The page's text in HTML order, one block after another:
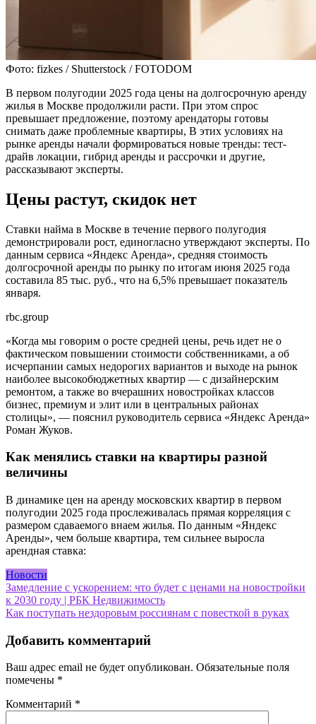
Фото: fizkes / Shutterstock / FOTODOM
В первом полугодии 2025 года цены на долгосрочную аренду
жилья в Москве продолжили расти. При этом спрос
превышает предложение, поэтому арендаторы готовы
снимать даже проблемные квартиры, В этих условиях на
рынке аренды начали формироваться новые тренды: тест-
драйв локации, гибрид аренды и рассрочки и другие,
рассказывают эксперты.
Цены растут, скидок нет
Ставки найма в Москве в течение первого полугодия
демонстрировали рост, единогласно утверждают эксперты. По
данным сервиса «Яндекс Аренда», средняя стоимость
долгосрочной аренды по рынку по итогам июня 2025 года
составила 85 тыс. руб., что на 6,5% превышает показатель
января.
rbc.group
«Когда мы говорим о росте средней цены, речь идет не о
фактическом повышении стоимости собственниками, а об
исчерпании самых недорогих вариантов и выходе на рынок
наиболее высокобюджетных квартир — с дизайнерским
ремонтом, а также во вчерашних новостройках классов
бизнес, премиум и элит или в центральных районах
столицы», — пояснил руководитель сервиса «Яндекс Аренда»
Роман Жуков.
Как менялись ставки на квартиры разной
величины
В динамике цен на аренду московских квартир в первом
полугодии 2025 года прослеживалась прямая корреляция с
размером сдаваемого внаем жилья. По данным «Яндекс
Аренды», чем больше квартира, тем сильнее выросла
арендная ставка:
Новости
Навигация
по
Замедление с ускорением: что будет с ценами на новостройки
к 2030 году | РБК Недвижимость
Как поступать нездоровым россиянам с повесткой в руках
Добавить комментарий
Ваш адрес email не будет опубликован. Обязательные поля
помечены *
Комментарий *